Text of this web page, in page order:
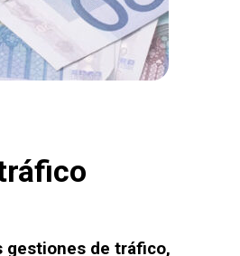
gestiones de tráfico,